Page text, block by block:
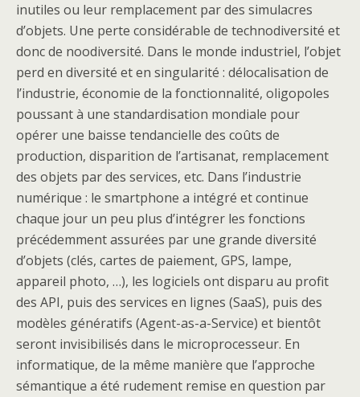
inutiles ou leur remplacement par des simulacres
d’objets. Une perte considérable de technodiversité et
donc de noodiversité. Dans le monde industriel, l’objet
perd en diversité et en singularité : délocalisation de
l’industrie, économie de la fonctionnalité, oligopoles
poussant à une standardisation mondiale pour
opérer une baisse tendancielle des coûts de
production, disparition de l’artisanat, remplacement
des objets par des services, etc. Dans l’industrie
numérique : le smartphone a intégré et continue
chaque jour un peu plus d’intégrer les fonctions
précédemment assurées par une grande diversité
d’objets (clés, cartes de paiement, GPS, lampe,
appareil photo, …), les logiciels ont disparu au profit
des API, puis des services en lignes (SaaS), puis des
modèles génératifs (Agent-as-a-Service) et bientôt
seront invisibilisés dans le microprocesseur. En
informatique, de la même manière que l’approche
sémantique a été rudement remise en question par